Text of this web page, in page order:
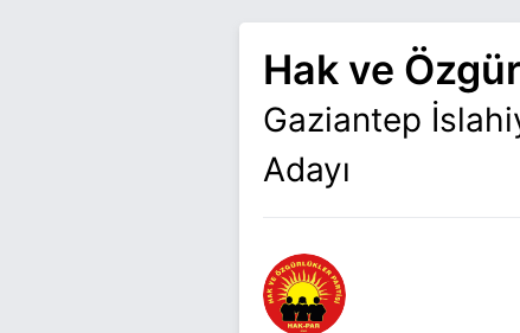
Hak ve
Gaziantep
Adayı